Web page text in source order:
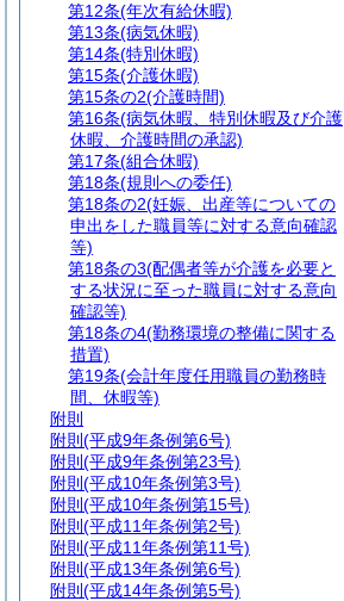
第12条(年次有給休暇)
第13条(病気休暇)
第14条(特別休暇)
第15条(介護休暇)
第15条の2(介護時間)
第16条(病気休暇、特別休暇及び介護
休暇、介護時間の承認)
第17条(組合休暇)
第18条(規則への委任)
第18条の2(妊娠、出産等についての
申出をした職員等に対する意向確認
等)
第18条の3(配偶者等が介護を必要と
する状況に至った職員に対する意向
確認等)
第18条の4(勤務環境の整備に関する
措置)
第19条(会計年度任用職員の勤務時
間、休暇等)
附則
附則 (平成9年条例第6号)
附則 (平成9年条例第23号)
附則 (平成10年条例第3号)
附則 (平成10年条例第15号)
附則 (平成11年条例第2号)
附則 (平成11年条例第11号)
附則 (平成13年条例第6号)
附則 (平成14年条例第5号)